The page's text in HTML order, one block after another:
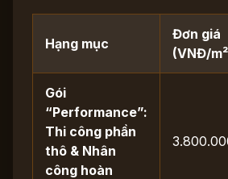
Hạng mục
Đơn giá
(VNĐ/
Gói
“Performance”:
Thi công phần
thô & Nhân
công hoàn